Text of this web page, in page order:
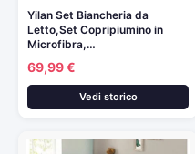
Yilan Set Biancheria da
Letto,Set Copripiumino in
Microfibra,…
69,99 €
Vedi storico